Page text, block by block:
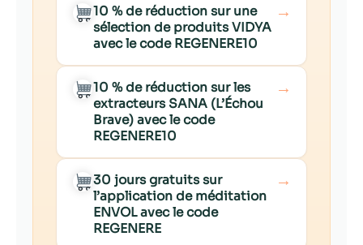
10 % de réduction sur une
sélection de produits VIDYA
avec le code REGENERE10
→
10 % de réduction sur les
extracteurs SANA (L’Échou
Brave) avec le code
REGENERE10
→
30 jours gratuits sur
l’application de méditation
ENVOL avec le code
REGENERE
→